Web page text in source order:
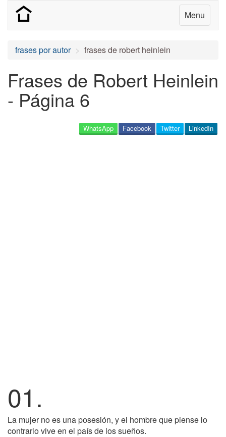
Menu
frases por autor frases de robert heinlein
Frases de Robert Heinlein
- Página 6
LinkedIn
Twitter
Facebook
WhatsApp
01.
La mujer no es una posesión, y el hombre que piense lo
contrario vive en el país de los sueños.